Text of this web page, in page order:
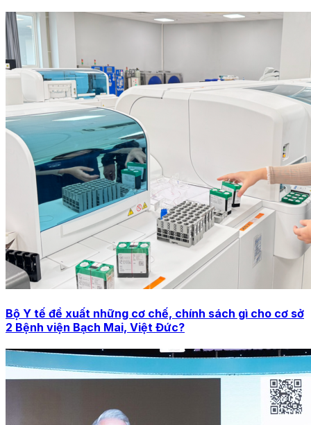
Bộ Y tế đề xuất những cơ chế, chính sách gì cho cơ sở
2 Bệnh viện Bạch Mai, Việt Đức?